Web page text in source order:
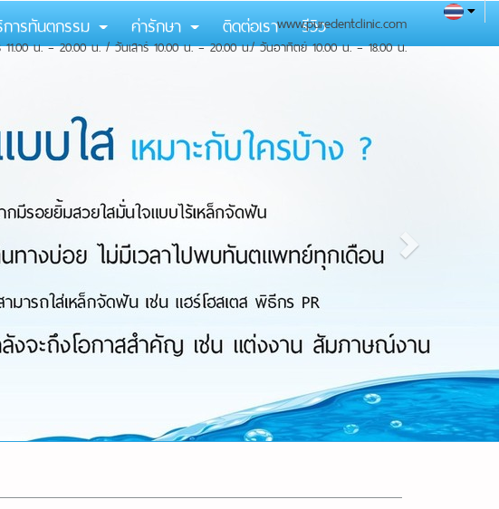
ารทันตกรรม ค่ารักษา ติดต่อเรา รีวิว
www.puredentclinic.com
น. – 20.00 น. / วันเสาร์ 10.00 น. – 20.00 น./ วันอาทิตย์ 10.00 น. – 18.00 น.